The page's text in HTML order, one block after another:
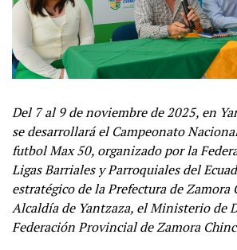
Del 7 al 9 de noviembre de 2025, en
se desarrollará el Campeonato
futbol Max 50, organizado por la
Ligas Barriales y Parroquiales del
estratégico de la Prefectura de Zamora
Alcaldía de Yantzaza, el Ministerio de
Federación Provincial de Zamora